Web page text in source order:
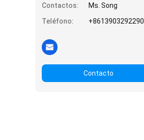
Contactos:
Ms. Song
Teléfono:
+8613903292290
Contacto